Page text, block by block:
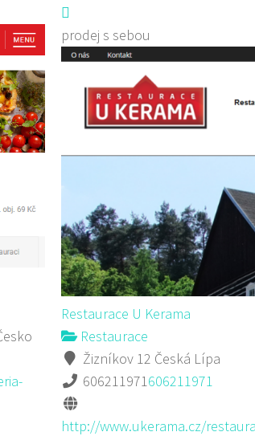
prodej s sebou
Restaurace U Kerama
Restaurace
Žizníkov 12 Česká Lípa
606211971606211971
http://www.ukerama.cz/